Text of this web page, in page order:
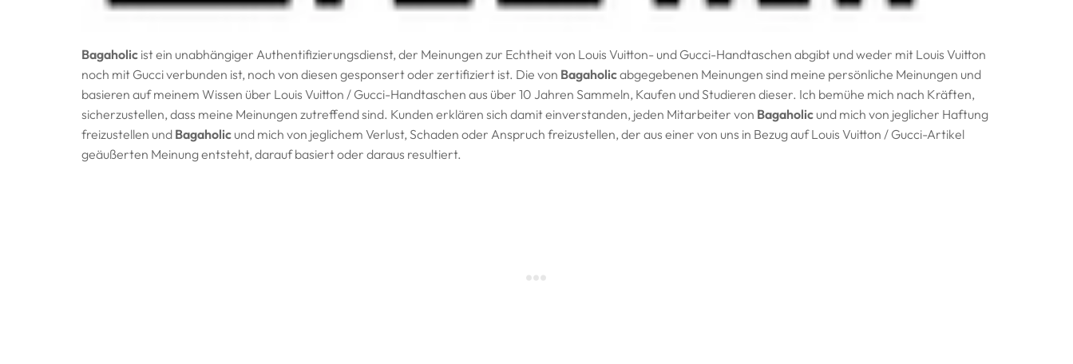
Bagaholic ist ein unabhängiger Authentifizierungsdienst, der Meinungen zur Echtheit von Louis Vuitton- und Gucci-Handtaschen abgibt und weder mit Louis Vuitton
noch mit Gucci verbunden ist, noch von diesen gesponsert oder zertifiziert ist. Die von Bagaholicabgegebenen Meinungen sind meine persönliche Meinungen und
basieren auf meinem Wissen über Louis Vuitton / Gucci-Handtaschen aus über 10 Jahren Sammeln, Kaufen und Studieren dieser. Ich bemühe mich nach Kräften,
sicherzustellen, dass meine Meinungen zutreffend sind. Kunden erklären sich damit einverstanden, jeden Mitarbeiter von Bagaholic und mich von jeglicher Haftung
freizustellen und Bagaholic und mich von jeglichem Verlust, Schaden oder Anspruch freizustellen, der aus einer von uns in Bezug auf Louis Vuitton / Gucci-Artikel
geäußerten Meinung entsteht, darauf basiert oder daraus resultiert.